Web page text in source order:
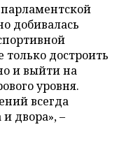
добивалась
только достроить
и выйти на
уровня.
всегда
двора», –